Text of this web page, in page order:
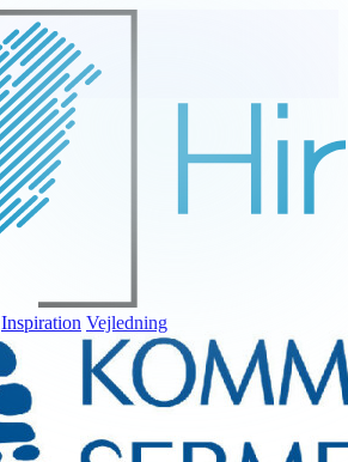
Inspiration Vejledning